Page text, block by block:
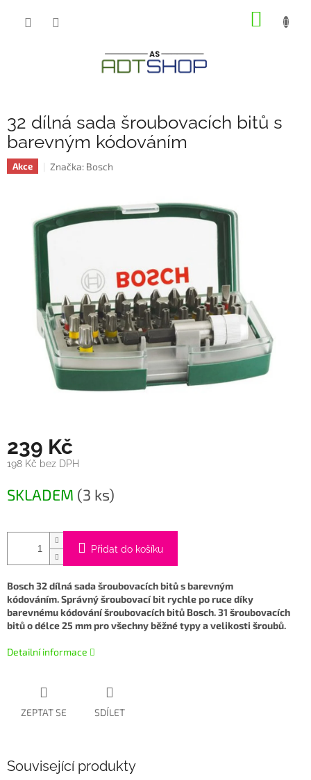
32 dílná sada šroubovacích bitů s
barevným kódováním
Akce Značka: Bosch
239 Kč
198 Kč bez DPH
cena:
SKLADEM (3 ks)
Přidat do košíku
Bosch 32 dílná sada šroubovacích bitů s barevným
kódováním. Správný šroubovací bit rychle po ruce díky
barevnému kódování šroubovacích bitů Bosch. 31 šroubovacích
bitů o délce 25 mm pro všechny běžné typy a velikosti šroubů.
Detailní informace
ZEPTAT SE SDÍLET
Související produkty